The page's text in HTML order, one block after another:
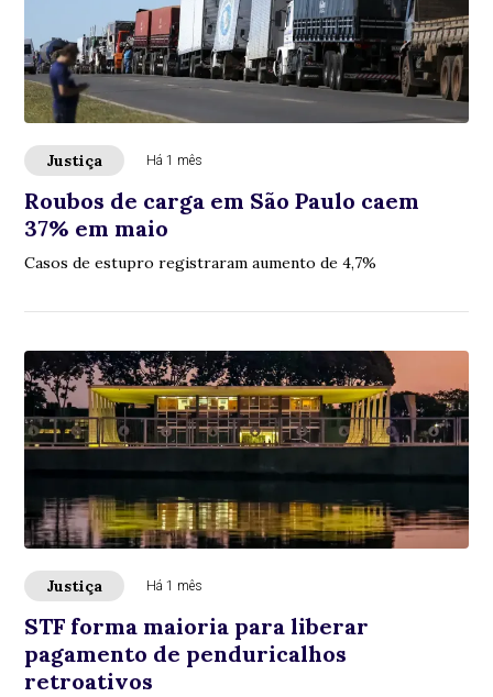
Justiça Há 1 mês
Roubos de carga em São Paulo caem
37% em maio
Casos de estupro registraram aumento de 4,7%
Justiça Há 1 mês
STF forma maioria para liberar
pagamento de penduricalhos
retroativos